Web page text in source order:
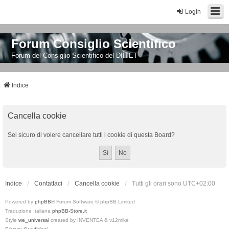
Login
Forum Consiglio Scientifico
Forum del Consiglio Scientifico del DIITET
Indice
Cancella cookie
Sei sicuro di volere cancellare tutti i cookie di questa Board?
Indice Contattaci Cancella cookie Tutti gli orari sono UTC+02:00
Powered by phpBB® Forum Software © phpBB Limited
Traduzione Italiana phpBB-Store.it
Style we_universal created by INVENTEA & v12mike